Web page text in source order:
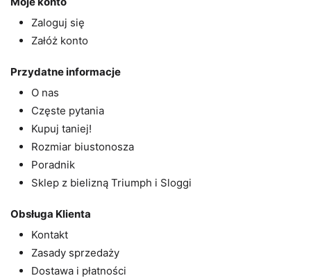
Zaloguj się
Załóż konto
Przydatne informacje
O nas
Częste pytania
Kupuj taniej!
Rozmiar biustonosza
Poradnik
Sklep z bielizną Triumph i Sloggi
Obsługa Klienta
Kontakt
Zasady sprzedaży
Dostawa i płatności